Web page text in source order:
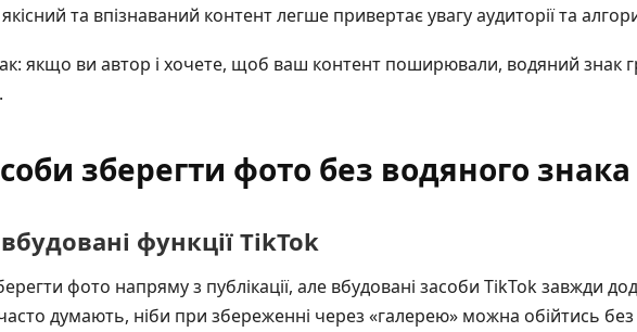
якісний та впізнаваний контент легше привертає увагу аудиторії та
якщо ви автор і хочете, щоб ваш контент поширювали, водяний знак
зберегти фото без водяного знака
функції TikTok
фото напряму з публікації, але вбудовані засоби TikTok завжди
думають, ніби при збереженні через «галерею» можна обійтись без